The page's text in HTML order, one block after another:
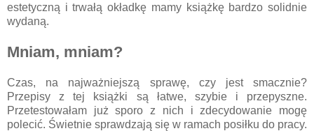
estetyczną i trwałą okładkę mamy książkę bardzo solidnie
wydaną.
Mniam, mniam?
Czas, na najważniejszą sprawę, czy jest smacznie?
Przepisy z tej książki są łatwe, szybie i przepyszne.
Przetestowałam już sporo z nich i zdecydowanie mogę
polecić. Świetnie sprawdzają się w ramach posiłku do pracy.